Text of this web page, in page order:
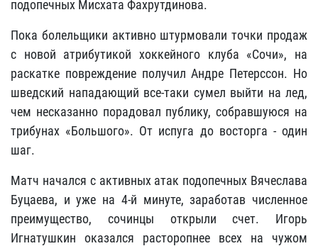
подопечных Мисхата Фахрутдинова.
Пока болельщики активно штурмовали точки продаж
с новой атрибутикой хоккейного клуба «Сочи», на
раскатке повреждение получил Андре Петерссон. Но
шведский нападающий все-таки сумел выйти на лед,
чем несказанно порадовал публику, собравшуюся на
трибунах «Большого». От испуга до восторга - один
шаг.
Матч начался с активных атак подопечных Вячеслава
Буцаева, и уже на 4-й минуте, заработав численное
преимущество, сочинцы открыли счет. Игорь
Игнатушкин оказался расторопнее всех на чужом